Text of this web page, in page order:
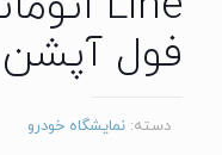
فول آپشن
دسته: نمایشگاه خودرو